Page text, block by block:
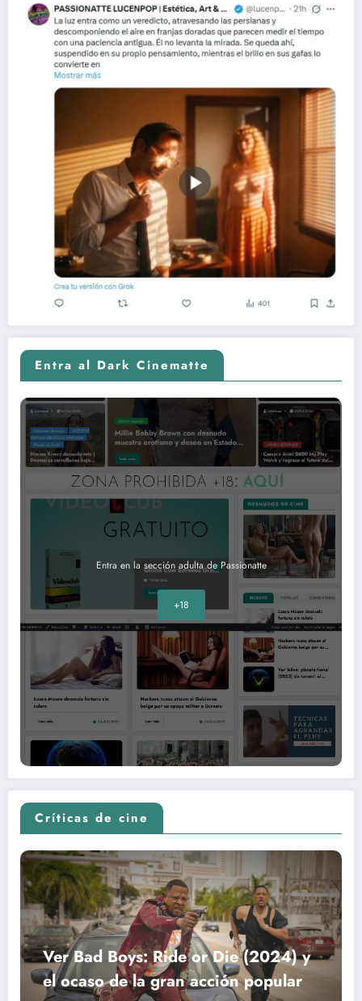
Entra al Dark Cinematte
Entra en la sección adulta de Passionatte
+18
Críticas de cine
Ver Bad Boys: Ride or Die (2024) y
el ocaso de la gran acción popular